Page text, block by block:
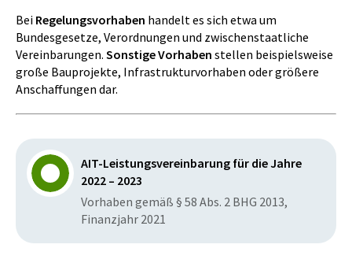
Bei Regelungsvorhaben handelt es sich etwa um
Bundesgesetze, Verordnungen und zwischenstaatliche
Vereinbarungen. Sonstige Vorhaben stellen beispielsweise
große Bauprojekte, Infrastrukturvorhaben oder größere
Anschaffungen dar.
AIT-Leistungsvereinbarung für die Jahre
2022 – 2023
Vorhaben gemäß § 58 Abs. 2 BHG 2013,
Finanzjahr 2021